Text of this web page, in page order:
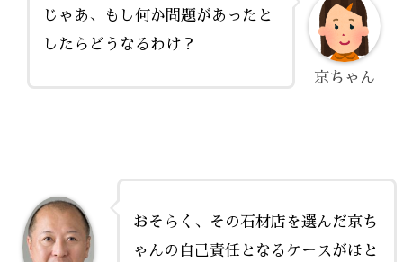
じゃあ、もし何か問題があったと
したらどうなるわけ？
京ちゃん
おそらく、その石材店を選んだ京ち
ゃんの自己責任となるケースがほと